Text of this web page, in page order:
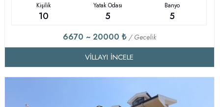
Kişilik
10
Yatak Odası
5
Banyo
5
6670 ~ 20000 ₺ / Gecelik
VILLAYI İNCELE